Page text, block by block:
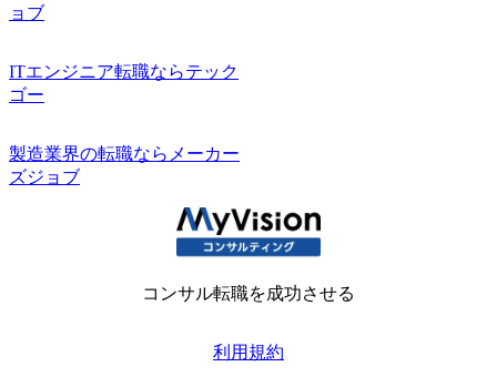
ョブ
ITエンジニア転職ならテック
ゴー
製造業界の転職ならメーカー
ズジョブ
コンサル転職を成功させる
利用規約